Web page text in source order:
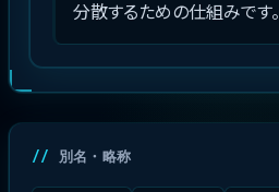
分散するための仕組みです。
別名・略称